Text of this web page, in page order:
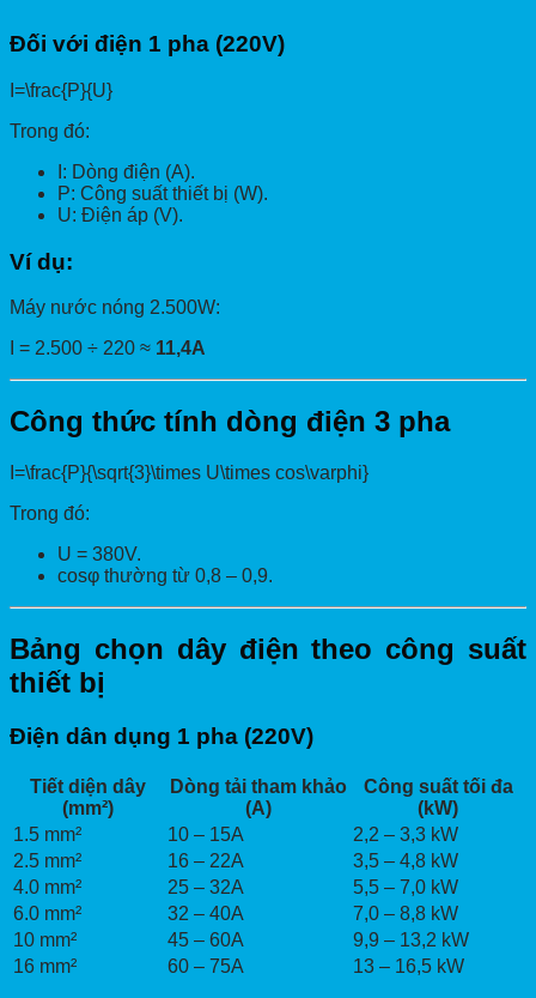
Đối với điện 1 pha (220V)
I=\frac{P}{U}
Trong đó:
I: Dòng điện (A).
P: Công suất thiết bị (W).
U: Điện áp (V).
Ví dụ:
Máy nước nóng 2.500W:
I = 2.500 ÷ 220 ≈ 11,4A
Công thức tính dòng điện 3 pha
I=\frac{P}{\sqrt{3}\times U\times cos\varphi}
Trong đó:
U = 380V.
cosφ thường từ 0,8 – 0,9.
Bảng chọn dây điện theo công suất
thiết bị
Điện dân dụng 1 pha (220V)
Tiết diện dây
(mm²)
Dòng tải tham khảo
(A)
Công suất tối đa
(kW)
1.5 mm²
10 – 15A
2,2 – 3,3 kW
2.5 mm²
16 – 22A
3,5 – 4,8 kW
4.0 mm²
25 – 32A
5,5 – 7,0 kW
6.0 mm²
32 – 40A
7,0 – 8,8 kW
10 mm²
45 – 60A
9,9 – 13,2 kW
16 mm²
60 – 75A 13 – 16,5 kW